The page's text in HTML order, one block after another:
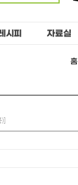
시피 자료실
홈